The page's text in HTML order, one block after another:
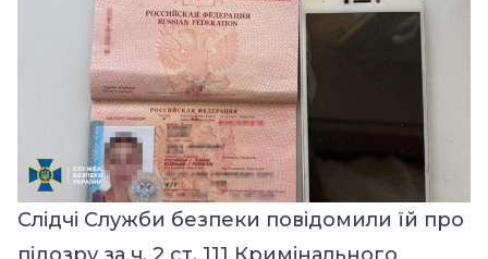
Слідчі Служби безпеки повідомили їй про